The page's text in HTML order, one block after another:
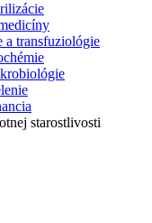
a transfuziológie
starostlivosti